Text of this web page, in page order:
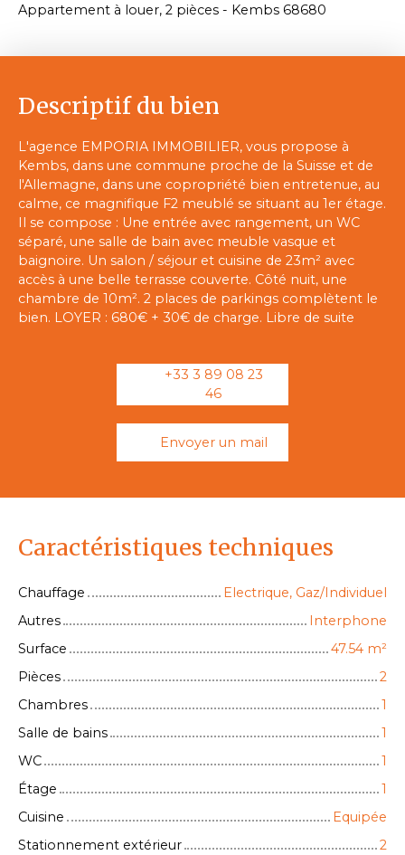
Appartement à louer, 2 pièces - Kembs 68680
Descriptif du bien
L'agence EMPORIA IMMOBILIER, vous propose à
Kembs, dans une commune proche de la Suisse et de
l'Allemagne, dans une copropriété bien entretenue, au
calme, ce magnifique F2 meublé se situant au 1er étage.
Il se compose : Une entrée avec rangement, un WC
séparé, une salle de bain avec meuble vasque et
baignoire. Un salon / séjour et cuisine de 23m² avec
accès à une belle terrasse couverte. Côté nuit, une
chambre de 10m². 2 places de parkings complètent le
bien. LOYER : 680€ + 30€ de charge. Libre de suite
+33 3 89 08 23
46
Envoyer un mail
Caractéristiques techniques
Chauffage
Electrique, Gaz/Individuel
Autres
Interphone
Surface
47.54 m²
Pièces
2
Chambres
1
Salle de bains
1
WC
1
Étage
1
Cuisine
Equipée
Stationnement extérieur
2